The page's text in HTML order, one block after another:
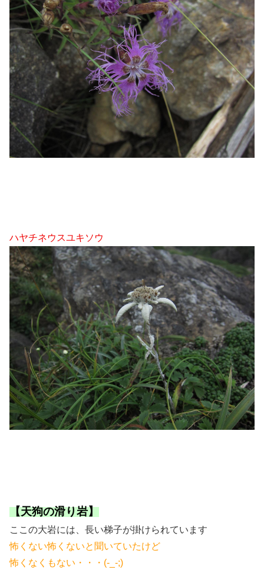
ハヤチネウスユキソウ
【天狗の滑り岩】
ここの大岩には、長い梯子が掛けられています
怖くない怖くないと聞いていたけど
怖くなくもない・・・(-_-;)